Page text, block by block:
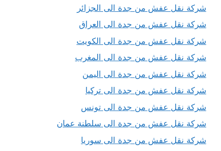
شركة نقل عفش من جدة الى الجزائر
شركة نقل عفش من جدة الى العراق
شركة نقل عفش من جدة الى الكويت
شركة نقل عفش من جدة الى المغرب
شركة نقل عفش من جدة الى اليمن
شركة نقل عفش من جدة الى تركيا
شركة نقل عفش من جدة الى تونس
شركة نقل عفش من جدة الى سلطنة عمان
شركة نقل عفش من جدة الى سوريا